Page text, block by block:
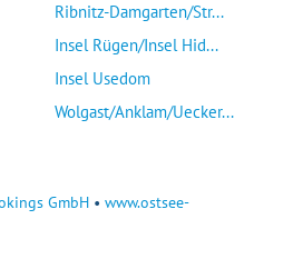
Ribnitz-Damgarten/Str...
Insel Rügen/Insel Hid...
Insel Usedom
Wolgast/Anklam/Uecker...
GmbH • www.ostsee-